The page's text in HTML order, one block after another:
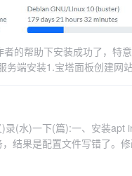
的帮助下安装成功了，特
端安装1.宝塔面板创建网
status.php能访问到
(水)一下(篇):一、安装apt
结果是配置文件写错了。